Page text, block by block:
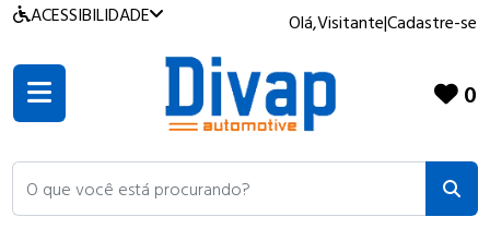
ACESSIBILIDADE Olá,Visitante|Cadastre-se
O que você está procurando?
0